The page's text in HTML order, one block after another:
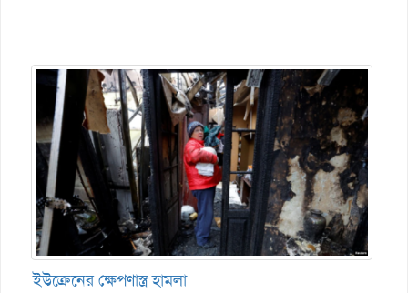
ইউক্রেনের ক্ষেপণাস্ত্র হামলা